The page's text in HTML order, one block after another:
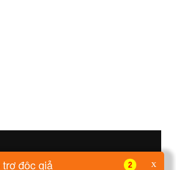
trợ độc giả 2 x